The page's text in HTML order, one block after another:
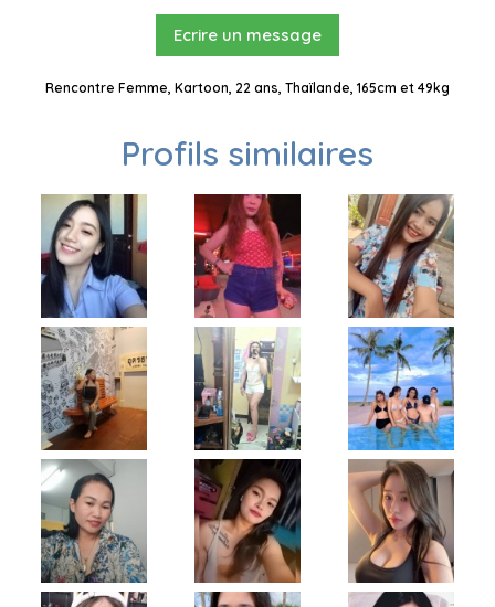
Ecrire un message
Rencontre Femme, Kartoon, 22 ans, Thaïlande, 165cm et 49kg
Profils similaires